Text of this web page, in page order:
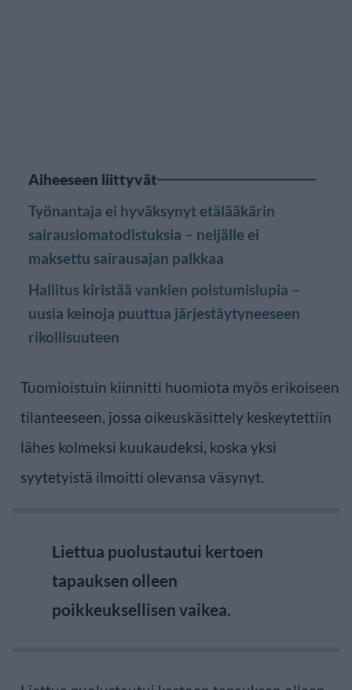
Aiheeseen liittyvät
Työnantaja ei hyväksynyt etälääkärin
sairauslomatodistuksia – neljälle ei
maksettu sairausajan palkkaa
Hallitus kiristää vankien poistumislupia –
uusia keinoja puuttua järjestäytyneeseen
rikollisuuteen
Tuomioistuin kiinnitti huomiota myös erikoiseen
tilanteeseen, jossa oikeuskäsittely keskeytettiin
lähes kolmeksi kuukaudeksi, koska yksi
syytetyistä ilmoitti olevansa väsynyt.
Liettua puolustautui kertoen
tapauksen olleen
poikkeuksellisen vaikea.